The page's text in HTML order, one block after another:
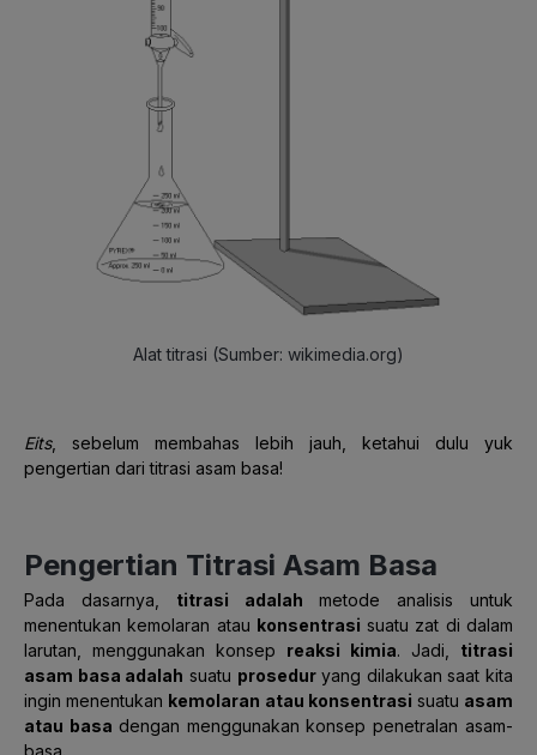
Alat titrasi (Sumber: wikimedia.org)
Eits, sebelum membahas lebih jauh, ketahui dulu yuk
pengertian dari titrasi asam basa!
Pengertian Titrasi Asam Basa
Pada dasarnya, titrasi adalah metode analisis untuk
menentukan kemolaran atau konsentrasi suatu zat di dalam
larutan, menggunakan konsep reaksi kimia. Jadi, titrasi
asam basa adalah suatu proseduryang dilakukan saat kita
ingin menentukan kemolaran atau konsentrasi suatu asam
atau basa dengan menggunakan konsep penetralan asam-